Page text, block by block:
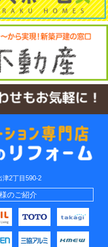
津2丁目590-2
のご紹介